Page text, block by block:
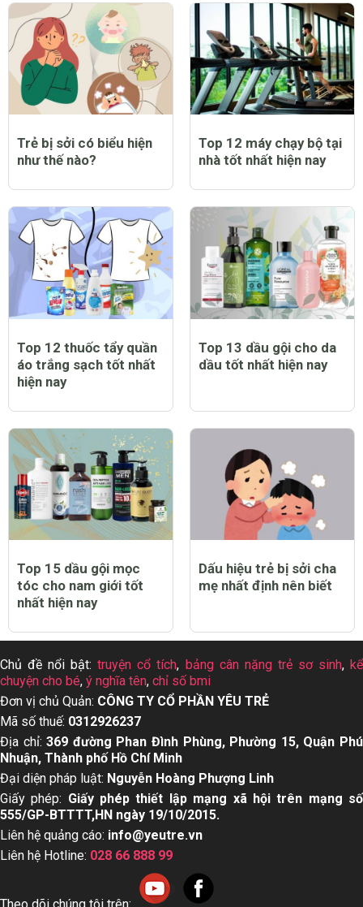
Trẻ bị sởi có biểu hiện
như thế nào?
Top 12 máy chạy bộ tại
nhà tốt nhất hiện nay
Top 12 thuốc tẩy quần
áo trắng sạch tốt nhất
hiện nay
Top 13 dầu gội cho da
dầu tốt nhất hiện nay
Top 15 dầu gội mọc
tóc cho nam giới tốt
nhất hiện nay
Dấu hiệu trẻ bị sởi cha
mẹ nhất định nên biết
Chủ đề nổi bật:truyện cổ tích, bảng cân nặng trẻ sơ sinh,kể
chuyện cho bé, ý nghĩa tên, chỉ số bmi
Đơn vị chủ Quản: CÔNG TY CỔ PHẦN YÊU TRẺ
Mã số thuế: 0312926237
Địa chỉ:369 đường Phan Đình Phùng, Phường 15, Quận Phú
Nhuận, Thành phố Hồ Chí Minh
Đại diện pháp luật: Nguyễn Hoàng Phượng Linh
Giấy phép: Giấy phép thiết lập mạng xã hội trên mạng số
555/GP-BTTTT,HN ngày 19/10/2015.
Liên hệ quảng cáo: info@yeutre.vn
Liên hệ Hotline: 028 66 888 99